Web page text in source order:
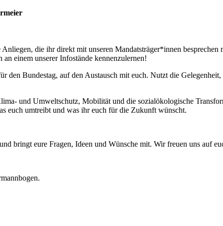
die ihr direkt mit unseren Mandatsträger*innen besprechen
einem unserer Infostände kennenzulernen!
den Bundestag, auf den Austausch mit euch. Nutzt die
und Umweltschutz, Mobilität und die sozialökologische
euch umtreibt und was ihr euch für die Zukunft wünscht.
bringt eure Fragen, Ideen und Wünsche mit. Wir freuen uns auf